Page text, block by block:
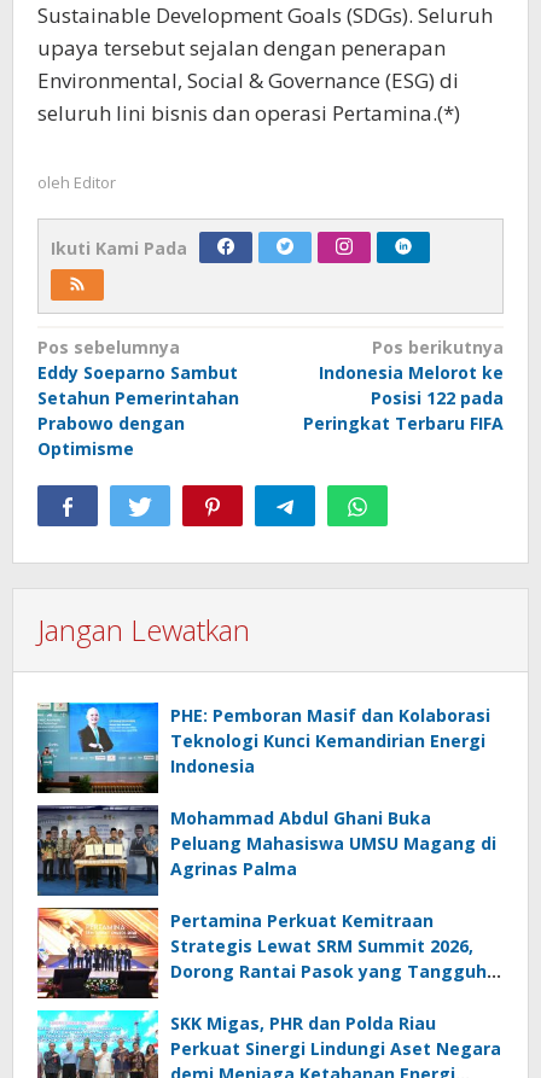
Sustainable Development Goals (SDGs). Seluruh
upaya tersebut sejalan dengan penerapan
Environmental, Social & Governance (ESG) di
seluruh lini bisnis dan operasi Pertamina.(*)
oleh Editor
Ikuti Kami Pada
Navigasi
pos
Pos sebelumnya
Eddy Soeparno Sambut
Setahun Pemerintahan
Prabowo dengan
Optimisme
Pos berikutnya
Indonesia Melorot ke
Posisi 122 pada
Peringkat Terbaru FIFA
Jangan Lewatkan
PHE: Pemboran Masif dan Kolaborasi
Teknologi Kunci Kemandirian Energi
Indonesia
Mohammad Abdul Ghani Buka
Peluang Mahasiswa UMSU Magang di
Agrinas Palma
Pertamina Perkuat Kemitraan
Strategis Lewat SRM Summit 2026,
Dorong Rantai Pasok yang Tangguh
SKK Migas, PHR dan Polda Riau
Perkuat Sinergi Lindungi Aset Negara